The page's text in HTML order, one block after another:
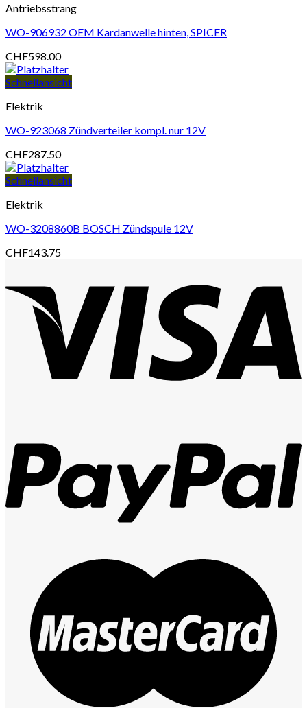
Antriebsstrang
WO-906932 OEM Kardanwelle hinten, SPICER
CHF598.00
Schnellansicht
Elektrik
WO-923068 Zündverteiler kompl. nur 12V
CHF287.50
Schnellansicht
Elektrik
WO-3208860B BOSCH Zündspule 12V
CHF143.75